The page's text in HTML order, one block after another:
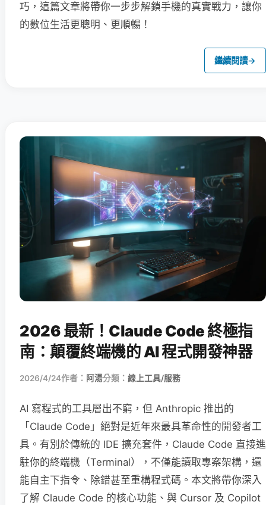
巧，這篇文章將帶你一步步解鎖手機的真實戰力，讓你
的數位生活更聰明、更順暢！
繼續閱讀→
2026 最新！Claude Code 終極指
南：顛覆終端機的 AI 程式開發神器
2026/4/24作者： 阿湯分類： 線上工具/服務
AI 寫程式的工具層出不窮，但 Anthropic 推出的
「Claude Code」絕對是近年來最具革命性的開發者工
具。有別於傳統的 IDE 擴充套件，Claude Code 直接進
駐你的終端機（Terminal），不僅能讀取專案架構，還
能自主下指令、除錯甚至重構程式碼。本文將帶你深入
了解 Claude Code 的核心功能、與 Cursor 及 Copilot